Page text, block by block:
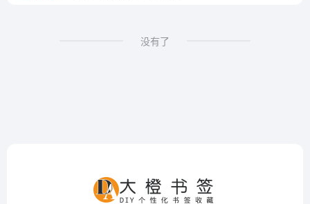
没有了